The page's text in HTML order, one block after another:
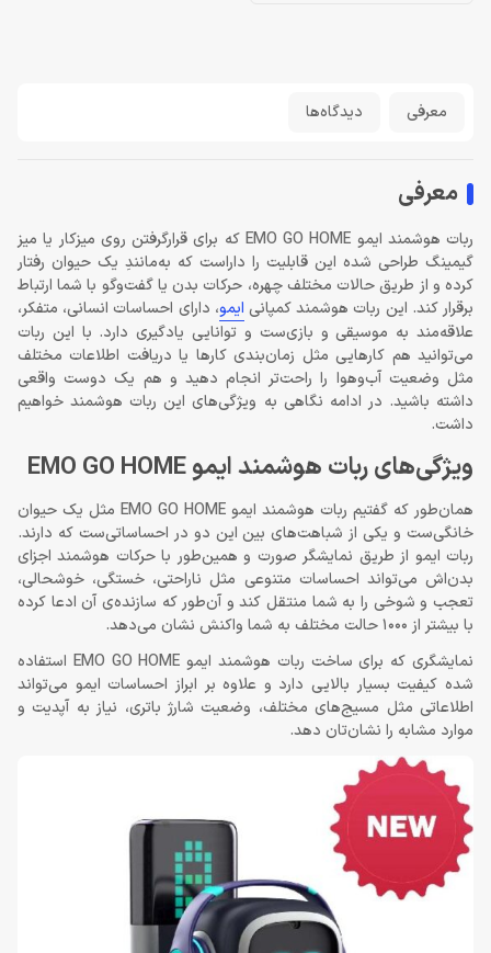
معرفی دیدگاه‌ها
معرفی
ربات هوشمند ایمو EMO GO HOME که برای قرارگرفتن روی میزکار یا میز
گیمینگ طراحی شده این قابلیت را داراست که به‌مانندِ یک حیوان رفتار
کرده و از طریق حالات مختلف چهره، حرکات بدن یا گفت‌وگو با شما ارتباط
برقرار کند. این ربات هوشمند کمپانی ایمو، دارای احساسات انسانی، متفکر،
علاقه‌مند به موسیقی و بازی‌ست و توانایی یادگیری دارد. با این ربات
می‌توانید هم کارهایی مثل زمان‌بندی کارها یا دریافت اطلاعات مختلف
مثل وضعیت آب‌وهوا را راحت‌تر انجام دهید و هم یک دوست واقعی
داشته باشید. در ادامه نگاهی به ویژگی‌های این ربات هوشمند خواهیم
داشت.
ویژگی‌های ربات هوشمند ایمو EMO GO HOME
همان‌طور که گفتیم ربات هوشمند ایمو EMO GO HOME مثل یک حیوان
خانگی‌ست و یکی از شباهت‌های بین این دو در احساساتی‌ست که دارند.
ربات ایمو از طریق نمایشگر صورت و همین‌طور با حرکات هوشمند اجزای
بدن‌اش می‌تواند احساسات متنوعی مثل ناراحتی، خستگی، خوشحالی،
تعجب و شوخی را به شما منتقل کند و آن‌طور که سازنده‌ی آن ادعا کرده
با بیشتر از 1000 حالت مختلف به شما واکنش نشان می‌دهد.
نمایشگری که برای ساخت ربات هوشمند ایمو EMO GO HOME استفاده
شده کیفیت بسیار بالایی دارد و علاوه بر ابراز احساسات ایمو می‌تواند
اطلاعاتی مثل مسیج‌های مختلف، وضعیت شارژ باتری، نیاز به آپدیت و
موارد مشابه را نشان‌تان دهد.